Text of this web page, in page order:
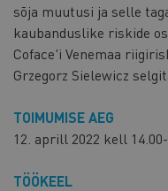
sõja muutusi ja selle
kaubanduslike riskide
Coface'i Venemaa
Grzegorz Sielewicz
TOIMUMISE AEG
12. aprill 2022 kell
TÖÖKEEL